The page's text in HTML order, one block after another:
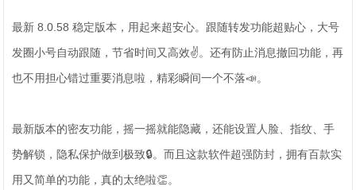
最新 8.0.58 稳定版本，用起来超安心。跟随转发功能超贴心，大号
发圈小号自动跟随，节省时间又高效✌。还有防止消息撤回功能，再
也不用担心错过重要消息啦，精彩瞬间一个不落📣。
最新版本的密友功能，摇一摇就能隐藏，还能设置人脸、指纹、手
势解锁，隐私保护做到极致🔒。而且这款软件超强防封，拥有百款实
用又简单的功能，真的太绝啦👏。